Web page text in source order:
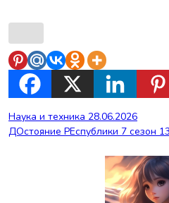
Навигация
по
Наука и техника 28.06.2026
ДОстояние РЕспублики 7 сезон